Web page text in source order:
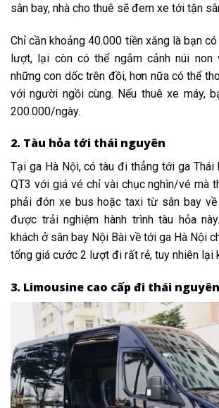
sân bay, nhà cho thuê sẽ đem xe tới tận
Chỉ cần khoảng 40.000 tiền xăng là bạn
lượt, lại còn có thể ngắm cảnh núi non
những con dốc trên đồi, hơn nữa có thể
với người ngồi cùng. Nếu thuê xe máy,
200.000/ngày.
2. Tàu hỏa tới thái nguyên
Tại ga Hà Nội, có tàu đi thẳng tới ga Thái
QT3 với giá vé chỉ vài chục nghìn/vé mà
phải đón xe bus hoặc taxi từ sân bay
được trải nghiệm hành trình tàu hỏa
khách ở sân bay Nội Bài về tới ga Hà Nội
tổng giá cước 2 lượt đi rất rẻ, tuy nhiên lại
3. Limousine cao cấp đi thái nguyên